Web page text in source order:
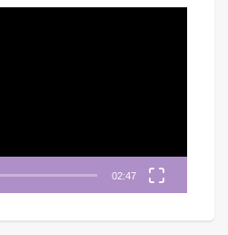
02:47